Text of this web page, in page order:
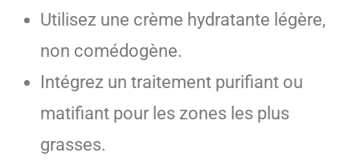
Utilisez une crème hydratante légère,
non comédogène.
Intégrez un traitement purifiant ou
matifiant pour les zones les plus
grasses.